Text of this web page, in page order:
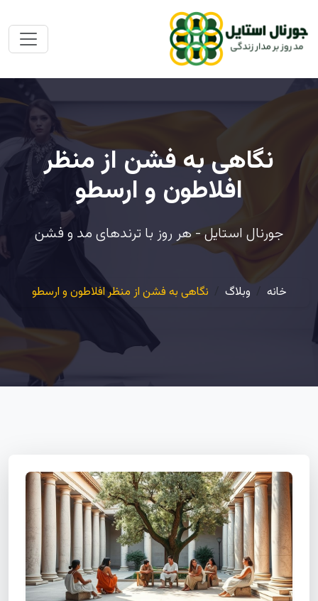
نگاهی به فشن از منظر
افلاطون و ارسطو
جورنال استایل - هر روز با ترندهای مد و فشن
خانه وبلاگ نگاهی به فشن از منظر افلاطون و ارسطو